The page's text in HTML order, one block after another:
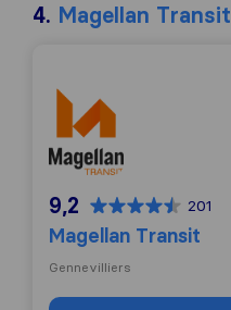
4. Magellan Transit
Magellan Transit
9,2 201
Magellan Transit
Gennevilliers